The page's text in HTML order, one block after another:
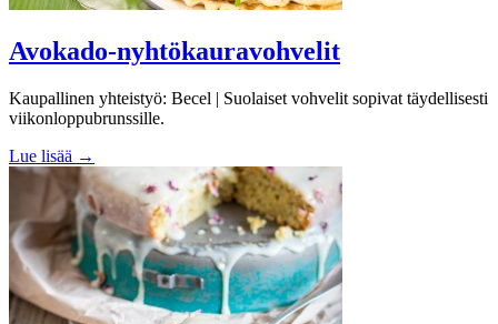
Avokado-nyhtökauravohvelit
Kaupallinen yhteistyö: Becel | Suolaiset vohvelit sopivat täydellisesti
viikonloppubrunssille.
Lue lisää →